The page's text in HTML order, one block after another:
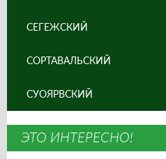
СЕГЕЖСКИЙ
СОРТАВАЛЬСКИЙ
СУОЯРВСКИЙ
ЭТО ИНТЕРЕСНО!